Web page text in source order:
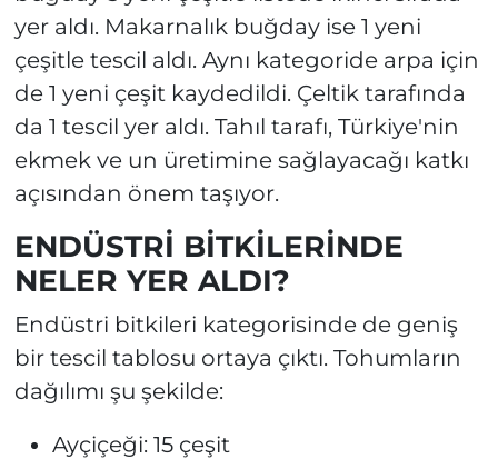
yer aldı. Makarnalık buğday ise 1 yeni
çeşitle tescil aldı. Aynı kategoride arpa için
de 1 yeni çeşit kaydedildi. Çeltik tarafında
da 1 tescil yer aldı. Tahıl tarafı, Türkiye'nin
ekmek ve un üretimine sağlayacağı katkı
açısından önem taşıyor.
ENDÜSTRİ BİTKİLERİNDE
NELER YER ALDI?
Endüstri bitkileri kategorisinde de geniş
bir tescil tablosu ortaya çıktı. Tohumların
dağılımı şu şekilde:
Ayçiçeği: 15 çeşit